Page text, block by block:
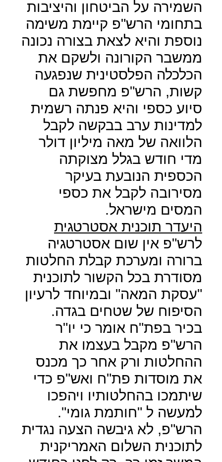
השמירה על הביטחון והיציבות
בתחומי הרש"פ קיימת משימה
נוספת והיא לצאת בצורה נכונה
ממשבר הקורונה ולשקם את
הכלכלה הפלסטינית שנפגעה
קשות, הרש"פ מחפשת גם
סיוע כספי והיא פנתה רשמית
למדינות ערב בבקשה לקבל
הלוואה של מאה מיליון דולר
מדי חודש בגלל מצוקתה
הכספית הנובעת בעיקר
מסירובה לקבל את כספי
המסים מישראל.
היעדר תוכנית אסטרטגית
לרש"פ אין שום אסטרטגיה
ברורה ומערכת קבלת החלטות
מסודרת בכל הקשור לתוכנית
"עסקת המאה" ובמיוחד לרעיון
הסיפוח של שטחים בגדה.
בכיר בפת"ח אומר כי יו"ר
הרש"פ מקבל בעצמו את
ההחלטות ורק אחר כך מכנס
את מוסדות פת"ח ואש"פ כדי
שיתמכו בהחלטותיו ויהפכו
למעשה ל "חותמת גומי".
הרש"פ, לא גיבשה הצעה נגדית
לתוכנית השלום האמריקנית